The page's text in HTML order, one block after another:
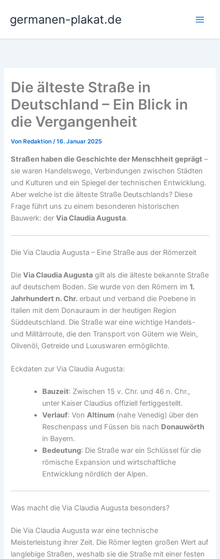
Inhalt
springen
germanen-plakat.de
Die älteste Straße in
Deutschland – Ein Blick in
die Vergangenheit
Von Redaktion/16. Januar 2025
Straßen haben die Geschichte der Menschheit geprägt –
sie waren Handelswege, Verbindungen zwischen Städten
und Kulturen und ein Spiegel der technischen Entwicklung.
Aber welche ist die älteste Straße Deutschlands? Diese
Frage führt uns zu einem besonderen historischen
Bauwerk: derVia Claudia Augusta.
Die Via Claudia Augusta – Eine Straße aus der Römerzeit
DieVia Claudia Augusta gilt als die älteste bekannte Straße
auf deutschem Boden. Sie wurde von den Römern im1.
Jahrhundert n. Chr. erbaut und verband die Poebene in
Italien mit dem Donauraum in der heutigen Region
Süddeutschland. Die Straße war eine wichtige Handels-
und Militärroute, die den Transport von Gütern wie Wein,
Olivenöl, Getreide und Luxuswaren ermöglichte.
Eckdaten zur Via Claudia Augusta:
Bauzeit: Zwischen 15 v. Chr. und 46 n. Chr.,
unter Kaiser Claudius offiziell fertiggestellt.
Verlauf: VonAltinum (nahe Venedig) über den
Reschenpass und Füssen bis nach Donauwörth
in Bayern.
Bedeutung: Die Straße war ein Schlüssel für die
römische Expansion und wirtschaftliche
Entwicklung nördlich der Alpen.
Was macht die Via Claudia Augusta besonders?
Die Via Claudia Augusta war eine technische
Meisterleistung ihrer Zeit. Die Römer legten großen Wert auf
langlebige Straßen, weshalb sie die Straße mit einer festen